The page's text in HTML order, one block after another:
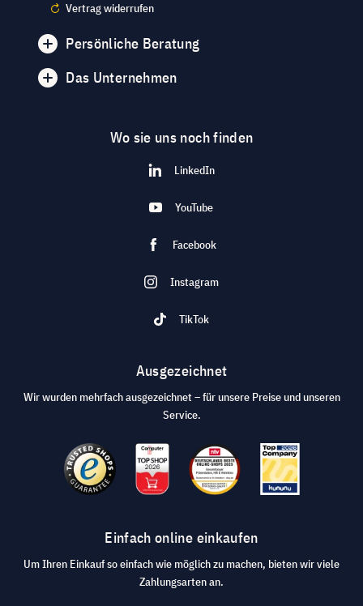
Vertrag widerrufen
Persönliche Beratung
Das Unternehmen
Wo sie uns noch finden
LinkedIn
YouTube
Facebook
Instagram
TikTok
Ausgezeichnet
Wir wurden mehrfach ausgezeichnet – für unsere Preise und unseren
Service.
Einfach online einkaufen
Um Ihren Einkauf so einfach wie möglich zu machen, bieten wir viele
Zahlungsarten an.